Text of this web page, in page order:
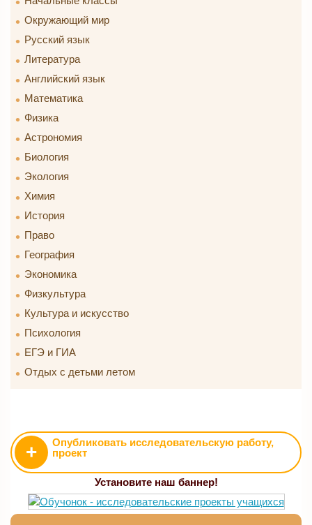
Окружающий мир
Русский язык
Литература
Английский язык
Математика
Физика
Астрономия
Биология
Экология
Химия
История
Право
География
Экономика
Физкультура
Культура и искусство
Психология
ЕГЭ и ГИА
Отдых с детьми летом
+
Опубликовать исследовательскую работу,
проект
Установите наш баннер!